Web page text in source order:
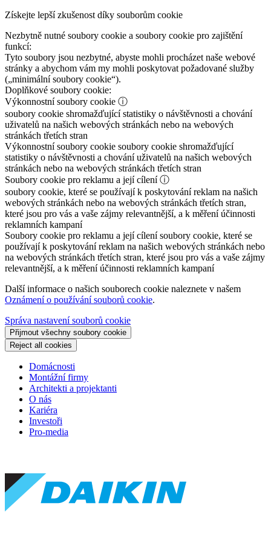
Získejte lepší zkušenost díky souborům cookie
Nezbytně nutné soubory cookie a soubory cookie pro zajištění
funkcí:
Tyto soubory jsou nezbytné, abyste mohli procházet naše webové
stránky a abychom vám my mohli poskytovat požadované služby
(„minimální soubory cookie“).
Doplňkové soubory cookie:
Výkonnostní soubory cookie ⓘ
soubory cookie shromažďující statistiky o návštěvnosti a chování
uživatelů na našich webových stránkách nebo na webových
stránkách třetích stran
Výkonnostní soubory cookie soubory cookie shromažďující
statistiky o návštěvnosti a chování uživatelů na našich webových
stránkách nebo na webových stránkách třetích stran
Soubory cookie pro reklamu a její cílení ⓘ
soubory cookie, které se používají k poskytování reklam na našich
webových stránkách nebo na webových stránkách třetích stran,
které jsou pro vás a vaše zájmy relevantnější, a k měření účinnosti
reklamních kampaní
Soubory cookie pro reklamu a její cílenísoubory cookie, které se
používají k poskytování reklam na našich webových stránkách nebo
na webových stránkách třetích stran, které jsou pro vás a vaše zájmy
relevantnější, a k měření účinnosti reklamních kampaní
Další informace o našich souborech cookie naleznete v našem
Oznámení o používání souborů cookie.
Správa nastavení souborů cookie
Přijmout všechny soubory cookie
Reject all cookies
Domácnosti
Montážní firmy
Architekti a projektanti
O nás
Kariéra
Investoři
Pro-media